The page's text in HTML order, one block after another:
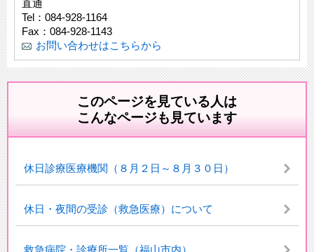
直通
Tel：084-928-1164
Fax：084-928-1143
お問い合わせはこちらから
このページを見ている人は
こんなページも見ています
休日診療医療機関（８月２日～８月３０日）
休日・夜間の受診（救急医療）について
救急病院・診療所一覧（福山市内）